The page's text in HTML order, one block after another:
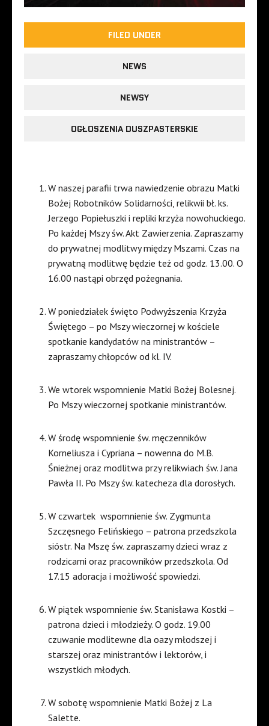
FILED UNDER
NEWS
NEWSY
OGŁOSZENIA DUSZPASTERSKIE
W naszej parafii trwa nawiedzenie obrazu Matki
Bożej Robotników Solidarności, relikwii bł. ks.
Jerzego Popiełuszki i repliki krzyża nowohuckiego.
Po każdej Mszy św. Akt Zawierzenia. Zapraszamy
do prywatnej modlitwy między Mszami. Czas na
prywatną modlitwę będzie też od godz. 13.00. O
16.00 nastąpi obrzęd pożegnania.
W poniedziałek święto Podwyższenia Krzyża
Świętego – po Mszy wieczornej w kościele
spotkanie kandydatów na ministrantów –
zapraszamy chłopców od kl. IV.
We wtorek wspomnienie Matki Bożej Bolesnej.
Po Mszy wieczornej spotkanie ministrantów.
W środę wspomnienie św. męczenników
Korneliusza i Cypriana – nowenna do M.B.
Śnieżnej oraz modlitwa przy relikwiach św. Jana
Pawła II. Po Mszy św. katecheza dla dorosłych.
W czwartek wspomnienie św. Zygmunta
Szczęsnego Felińskiego – patrona przedszkola
sióstr. Na Mszę św. zapraszamy dzieci wraz z
rodzicami oraz pracowników przedszkola. Od
17.15 adoracja i możliwość spowiedzi.
W piątek wspomnienie św. Stanisława Kostki –
patrona dzieci i młodzieży. O godz. 19.00
czuwanie modlitewne dla oazy młodszej i
starszej oraz ministrantów i lektorów, i
wszystkich młodych.
W sobotę wspomnienie Matki Bożej z La
Salette.